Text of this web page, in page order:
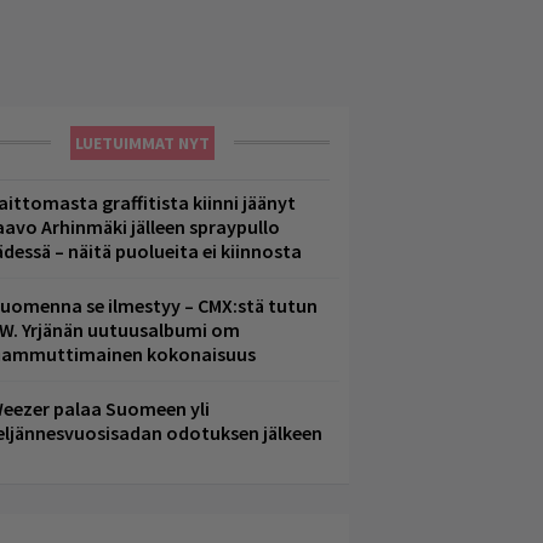
LUETUIMMAT NYT
graffitista kiinni jäänyt
Arhinmäki jälleen spraypullo
– näitä puolueita ei kiinnosta
se ilmestyy – CMX:stä tutun
Yrjänän uutuusalbumi om
kokonaisuus
palaa Suomeen yli
odotuksen jälkeen